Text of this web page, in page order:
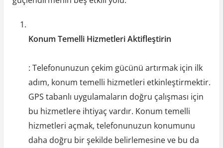
Konum Temelli Hizmetleri Aktifleştirin
: Telefonunuzun çekim gücünü artırmak için ilk
adım, konum temelli hizmetleri etkinleştirmektir.
GPS tabanlı uygulamaların doğru çalışması için
bu hizmetlere ihtiyaç vardır. Konum temelli
hizmetleri açmak, telefonunuzun konumunu
daha doğru bir şekilde belirlemesine ve bu da